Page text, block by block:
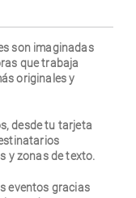
son imaginadas
que trabaja
originales y
desde tu tarjeta
y zonas de texto.
eventos gracias